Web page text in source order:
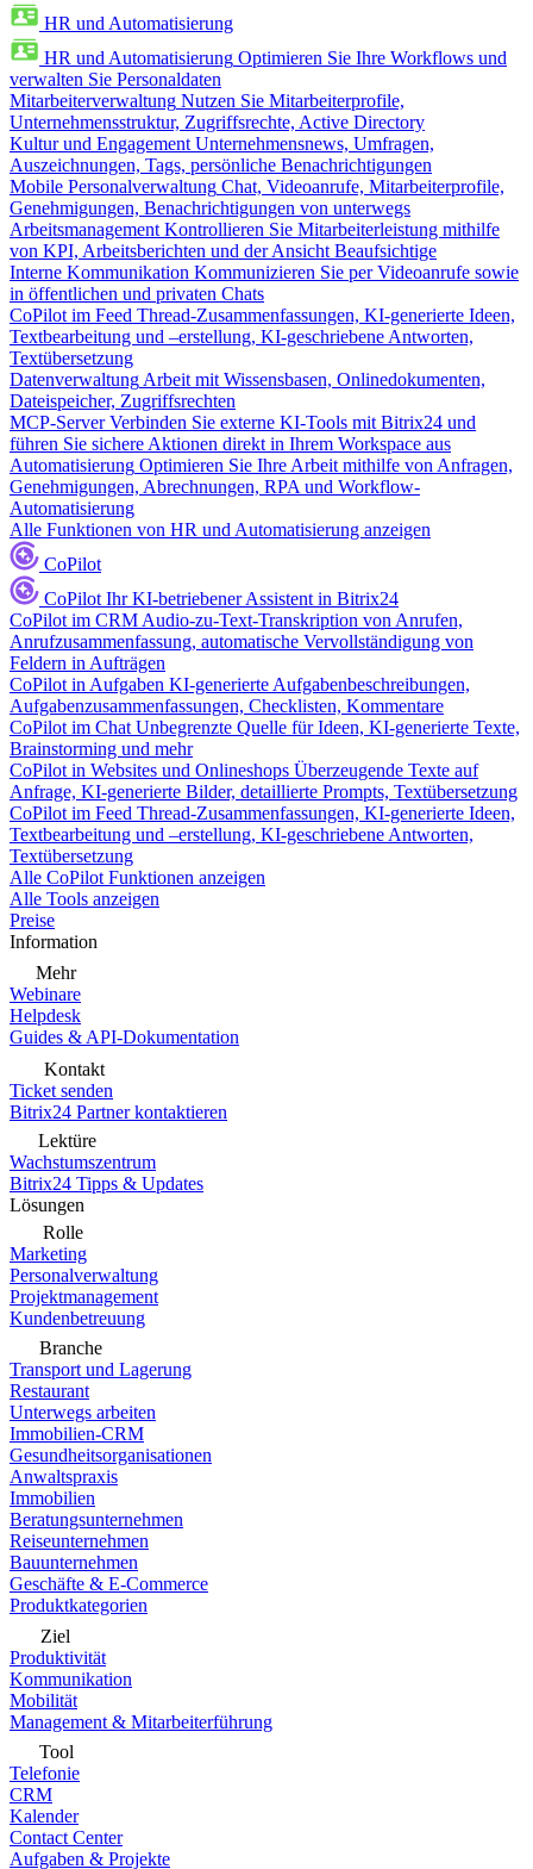
HR und Automatisierung
HR und Automatisierung Optimieren Sie Ihre Workflows und
verwalten Sie Personaldaten
Mitarbeiterverwaltung Nutzen Sie Mitarbeiterprofile,
Unternehmensstruktur, Zugriffsrechte, Active Directory
Kultur und Engagement Unternehmensnews, Umfragen,
Auszeichnungen, Tags, persönliche Benachrichtigungen
Mobile Personalverwaltung Chat, Videoanrufe, Mitarbeiterprofile,
Genehmigungen, Benachrichtigungen von unterwegs
Arbeitsmanagement Kontrollieren Sie Mitarbeiterleistung mithilfe
von KPI, Arbeitsberichten und der Ansicht Beaufsichtige
Interne Kommunikation Kommunizieren Sie per Videoanrufe sowie
in öffentlichen und privaten Chats
CoPilot im Feed Thread-Zusammenfassungen, KI-generierte Ideen,
Textbearbeitung und –erstellung, KI-geschriebene Antworten,
Textübersetzung
Datenverwaltung Arbeit mit Wissensbasen, Onlinedokumenten,
Dateispeicher, Zugriffsrechten
MCP-Server Verbinden Sie externe KI-Tools mit Bitrix24 und
führen Sie sichere Aktionen direkt in Ihrem Workspace aus
Automatisierung Optimieren Sie Ihre Arbeit mithilfe von Anfragen,
Genehmigungen, Abrechnungen, RPA und Workflow-
Automatisierung
Alle Funktionen von HR und Automatisierung anzeigen
CoPilot
CoPilot Ihr KI-betriebener Assistent in Bitrix24
CoPilot im CRM Audio-zu-Text-Transkription von Anrufen,
Anrufzusammenfassung, automatische Vervollständigung von
Feldern in Aufträgen
CoPilot in Aufgaben KI-generierte Aufgabenbeschreibungen,
Aufgabenzusammenfassungen, Checklisten, Kommentare
CoPilot im Chat Unbegrenzte Quelle für Ideen, KI-generierte Texte,
Brainstorming und mehr
CoPilot in Websites und Onlineshops Überzeugende Texte auf
Anfrage, KI-generierte Bilder, detaillierte Prompts, Textübersetzung
CoPilot im Feed Thread-Zusammenfassungen, KI-generierte Ideen,
Textbearbeitung und –erstellung, KI-geschriebene Antworten,
Textübersetzung
Alle CoPilot Funktionen anzeigen
Alle Tools anzeigen
Preise
Information
Mehr
Webinare
Helpdesk
Guides & API-Dokumentation
Kontakt
Ticket senden
Bitrix24 Partner kontaktieren
Lektüre
Wachstumszentrum
Bitrix24 Tipps & Updates
Lösungen
Rolle
Marketing
Personalverwaltung
Projektmanagement
Kundenbetreuung
Branche
Transport und Lagerung
Restaurant
Unterwegs arbeiten
Immobilien-CRM
Gesundheitsorganisationen
Anwaltspraxis
Immobilien
Beratungsunternehmen
Reiseunternehmen
Bauunternehmen
Geschäfte & E-Commerce
Produktkategorien
Ziel
Produktivität
Kommunikation
Mobilität
Management & Mitarbeiterführung
Tool
Telefonie
CRM
Kalender
Contact Center
Aufgaben & Projekte